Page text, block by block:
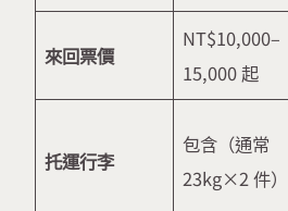
來回票價
NT$10,000–
15,000 起
托運行李
包含（通常
23kg×2 件）